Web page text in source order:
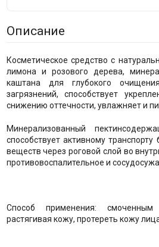
Описание
Косметическое средство с
лимона и розового дерева,
каштана для глубокого
загрязнений, способствует
снижению оттечности, увлажняет и
Минерализованный
способствует активному
веществ через роговой слой во
противовоспалительное и
Способ применения:
растягивая кожу, протереть кожу